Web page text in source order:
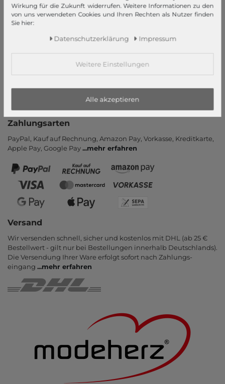
Informationen
Kontakt
Rücksendung
Newsletter
Zahlungsarten
PayPal, Kauf auf Rechnung, Amazon Pay, Vor­kasse, Kredit­karte,
Apple Pay, Google Pay...mehr erfahren
Versand
Wir versenden schnell, sicher und kostenlos mit DHL (ab 25 €
Bestell­wert - gilt nur bei Bestel­lungen inner­halb Deutsch­lands).
Die Ver­sendung Ihrer Ware er­folgt sofort nach Zahlungs­
eingang ...mehr erfahren
Wirkung für die Zukunft widerrufen. Weitere Informationen zu den
von uns verwendeten Cookies und Ihren Rechten als Nutzer finden
Sie hier:
Daten­schutz­erklärung Impressum
Weitere Einstellungen
Alle akzeptieren